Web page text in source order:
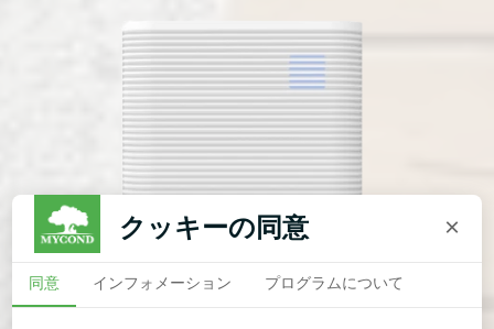
クッキーの同意 ×
同意 インフォメーション プログラムについて